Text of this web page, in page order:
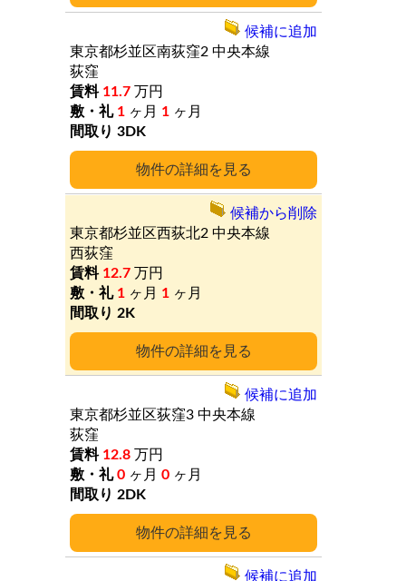
詳細
東京都杉並区南荻窪2 中央本線
荻窪
11.7 万円
1 ヶ月 1 ヶ月
3DK
候補に追加
詳細
東京都杉並区西荻北2 中央本線
西荻窪
12.7 万円
1 ヶ月 1 ヶ月
2K
候補から削除
詳細
東京都杉並区荻窪3 中央本線
荻窪
12.8 万円
0 ヶ月 0 ヶ月
2DK
候補に追加
候補に追加